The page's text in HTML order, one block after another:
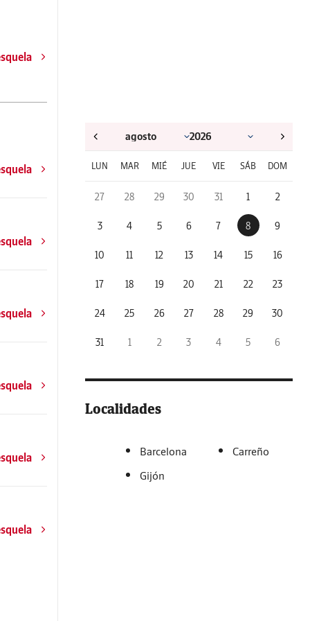
LUN MAR MIÉ JUE VIE SÁB DOM
27 28 29 30 31 1 2
3 4 5 6 7 8 9
10 11 12 13 14 15 16
17 18 19 20 21 22 23
24 25 26 27 28 29 30
31 1 2 3 4 5 6
Localidades
Barcelona
Carreño
Gijón